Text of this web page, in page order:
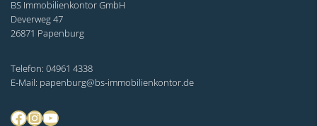
BS Immobilienkontor GmbH
Deverweg 47
26871 Papenburg
Telefon: 04961 4338
E-Mail: papenburg@bs-immobilienkontor.de
Facebook
Instagram
YouTube